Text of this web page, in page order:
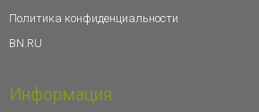
Политика конфиденциальности
BN.RU
Информация